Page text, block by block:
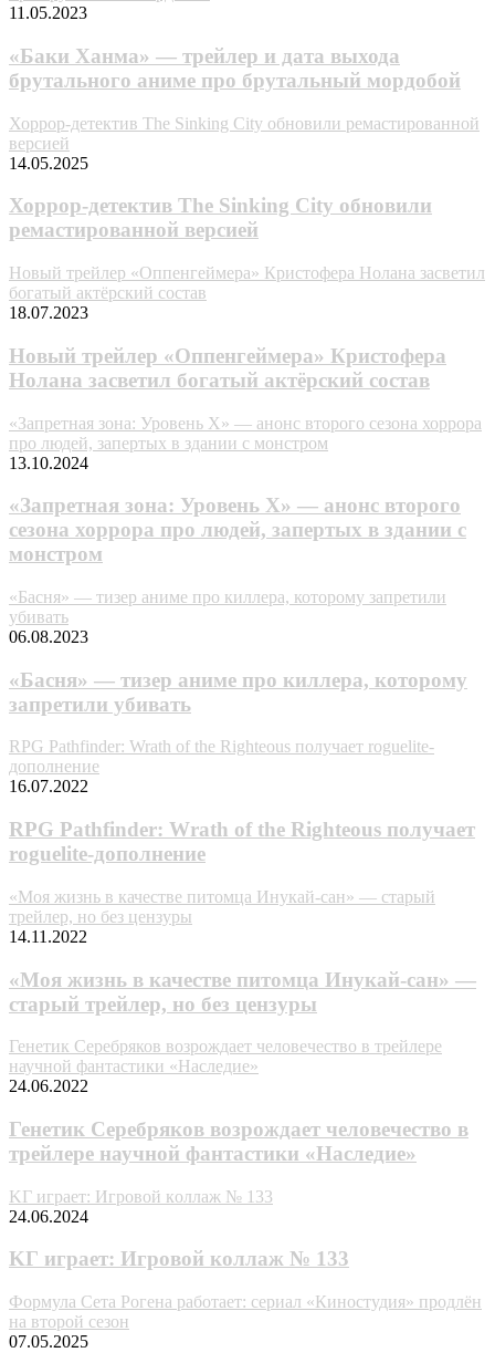
11.05.2023
«Баки Ханма» — трейлер и дата выхода
брутального аниме про брутальный мордобой
Хоррор-детектив The Sinking City обновили ремастированной
версией
14.05.2025
Хоррор-детектив The Sinking City обновили
ремастированной версией
Новый трейлер «Оппенгеймера» Кристофера Нолана засветил
богатый актёрский состав
18.07.2023
Новый трейлер «Оппенгеймера» Кристофера
Нолана засветил богатый актёрский состав
«Запретная зона: Уровень X» — анонс второго сезона хоррора
про людей, запертых в здании с монстром
13.10.2024
«Запретная зона: Уровень X» — анонс второго
сезона хоррора про людей, запертых в здании с
монстром
«Бacня» — тизер аниме про киллера, которому запретили
убивать
06.08.2023
«Бacня» — тизер аниме про киллера, которому
запретили убивать
RPG Pathfinder: Wrath of the Righteous получает roguelite-
дополнение
16.07.2022
RPG Pathfinder: Wrath of the Righteous получает
roguelite-дополнение
«Моя жизнь в качестве питомца Инукай-сан» — старый
трейлер, но без цензуры
14.11.2022
«Моя жизнь в качестве питомца Инукай-сан» —
старый трейлер, но без цензуры
Генетик Серебряков возрождает человечество в трейлере
научной фантастики «Наследие»
24.06.2022
Генетик Серебряков возрождает человечество в
трейлере научной фантастики «Наследие»
KГ игpaeт: Игpoвoй кoллaж № 133
24.06.2024
KГ игpaeт: Игpoвoй кoллaж № 133
Формула Сета Рогена работает: сериал «Киностудия» продлён
на второй сезон
07.05.2025